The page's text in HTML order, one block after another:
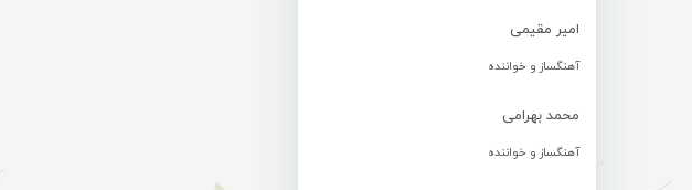
امیر مقیمی
آهنگساز و خواننده
محمد بهرامی
آهنگساز و خواننده